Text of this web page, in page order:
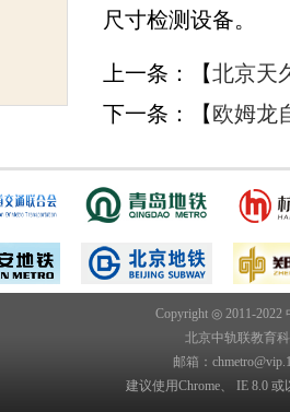
尺寸检测设备。
上一条：【北京天
下一条：【欧姆龙
Copyright ◎ 2011-2022
北京中轨联教育
邮箱：
建议使用Chrome、 IE 8.0